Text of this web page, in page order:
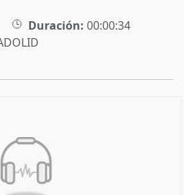
Duración: 00:00:34